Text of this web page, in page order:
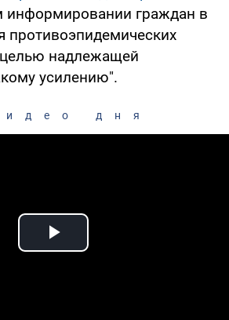
информировании граждан в
противоэпидемических
надлежащей
усилению".
дня
Play Video